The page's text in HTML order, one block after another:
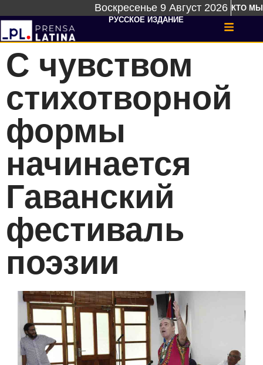
Воскресенье 9 Август 2026 КТО МЫ
РУССКОЕ ИЗДАНИЕ
С чувством
стихотворной
формы
начинается
Гаванский
фестиваль
поэзии